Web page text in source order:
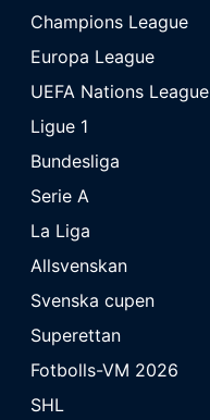
Champions League
Europa League
UEFA Nations League
Ligue 1
Bundesliga
Serie A
La Liga
Allsvenskan
Svenska cupen
Superettan
Fotbolls-VM 2026
SHL